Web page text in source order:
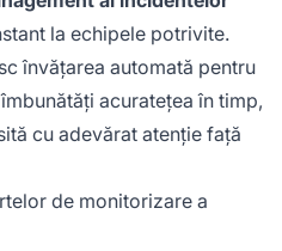
la echipele potrivite.
învățarea automată pentru
acuratețea în timp,
cu adevărat atenție față
de monitorizare a